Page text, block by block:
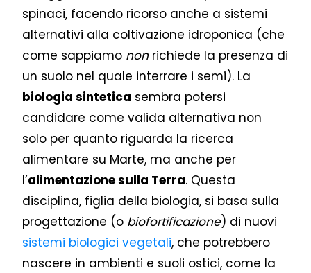
spinaci, facendo ricorso anche a sistemi
alternativi alla coltivazione idroponica (che
come sappiamo nonrichiede la presenza di
un suolo nel quale interrare i semi). La
biologia sintetica sembra potersi
candidare come valida alternativa non
solo per quanto riguarda la ricerca
alimentare su Marte, ma anche per
l’alimentazione sulla Terra. Questa
disciplina, figlia della biologia, si basa sulla
progettazione (o biofortificazione) di nuovi
sistemi biologici vegetali, che potrebbero
nascere in ambienti e suoli ostici, come la